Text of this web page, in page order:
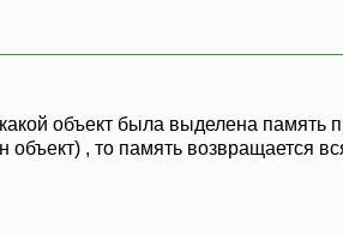
объект была выделена
, то память возвращается